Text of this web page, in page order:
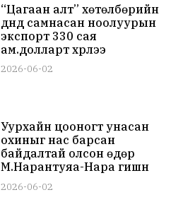
“Цагаан алт” хөтөлбөрийн
дүнд самнасан ноолуурын
экспорт 330 сая
ам.долларт хүрлээ
2026-06-02
Уурхайн цооногт унасан
охиныг нас барсан
байдалтай олсон өдөр
М.Нарантуяа-Нара гишүүн
бүжиглэж буй бичлэгээ
нийтэлсэн нь шүүмжлэл
2026-06-02